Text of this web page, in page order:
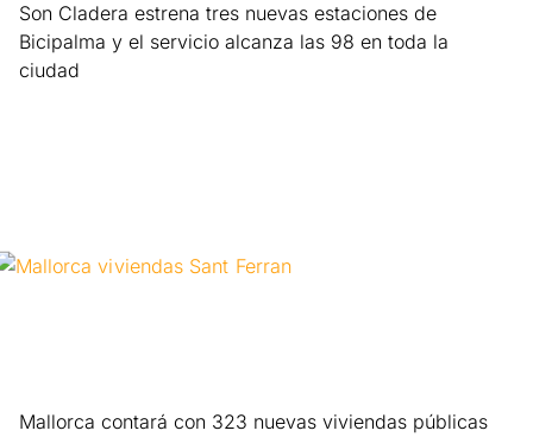
Son Cladera estrena tres nuevas estaciones de
Bicipalma y el servicio alcanza las 98 en toda la
ciudad
Mallorca contará con 323 nuevas viviendas públicas